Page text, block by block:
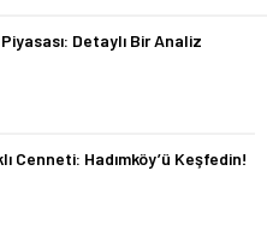
Detaylı Bir Analiz
Cenneti: Hadımköy’ü Keşfedin!